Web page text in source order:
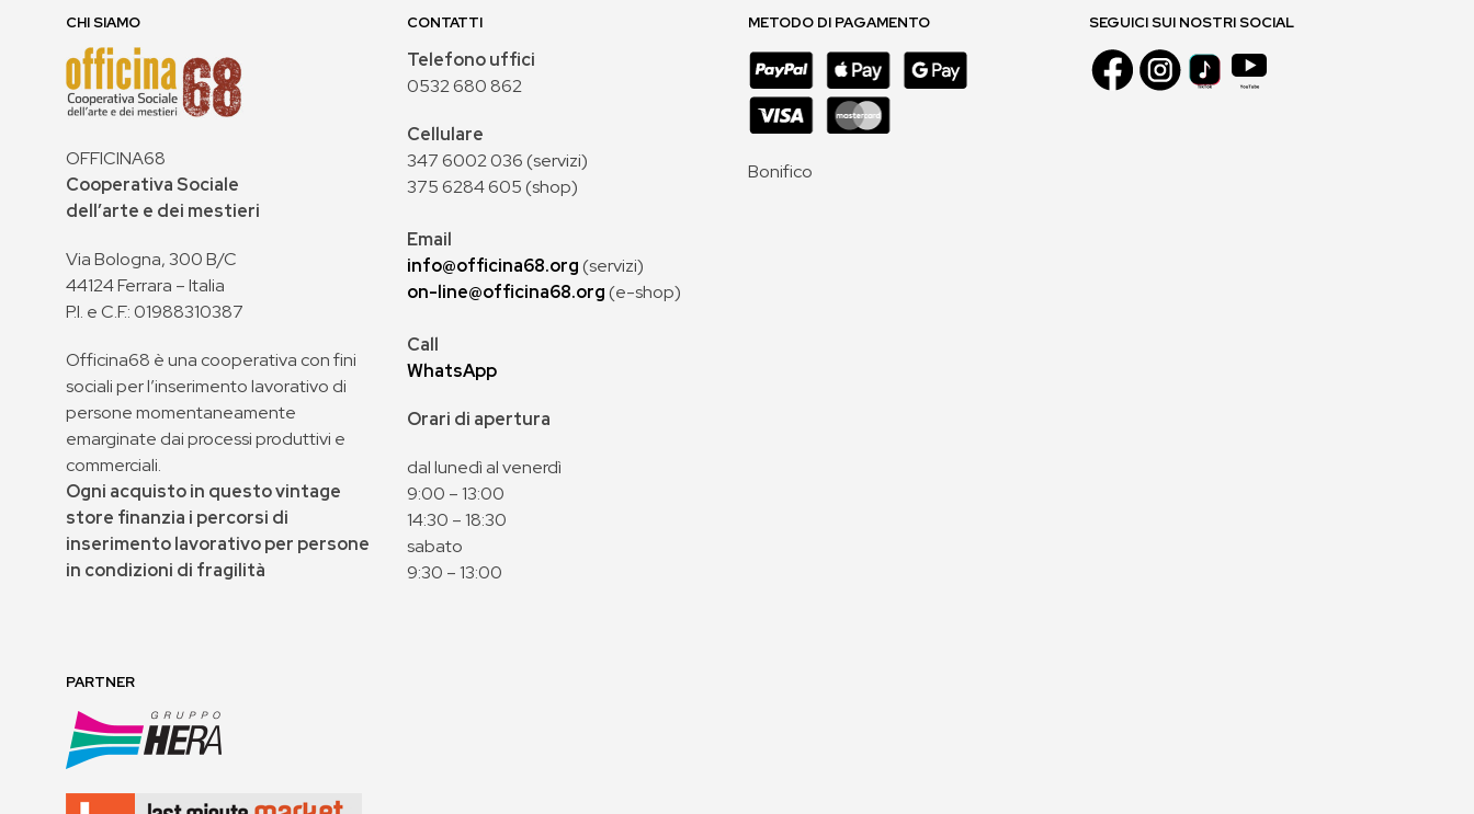
CHI SIAMO
OFFICINA68
Cooperativa Sociale
dell’arte e dei mestieri
Via Bologna, 300 B/C
44124 Ferrara – Italia
P.I. e C.F.: 01988310387
Officina68 è una cooperativa con fini
sociali per l’inserimento lavorativo di
persone momentaneamente
emarginate dai processi produttivi e
commerciali.
Ogni acquisto in questo vintage
store finanzia i percorsi di
inserimento lavorativo per persone
in condizioni di fragilità
CONTATTI
Telefono uffici
0532 680 862
Cellulare
347 6002 036 (servizi)
375 6284 605 (shop)
Email
info@officina68.org(servizi)
on-line@officina68.org(e-shop)
Call
WhatsApp
Orari di apertura
dal lunedì al venerdì
9:00 – 13:00
14:30 – 18:30
sabato
9:30 – 13:00
METODO DI PAGAMENTO
Bonifico
SEGUICI SUI NOSTRI SOCIAL
PARTNER